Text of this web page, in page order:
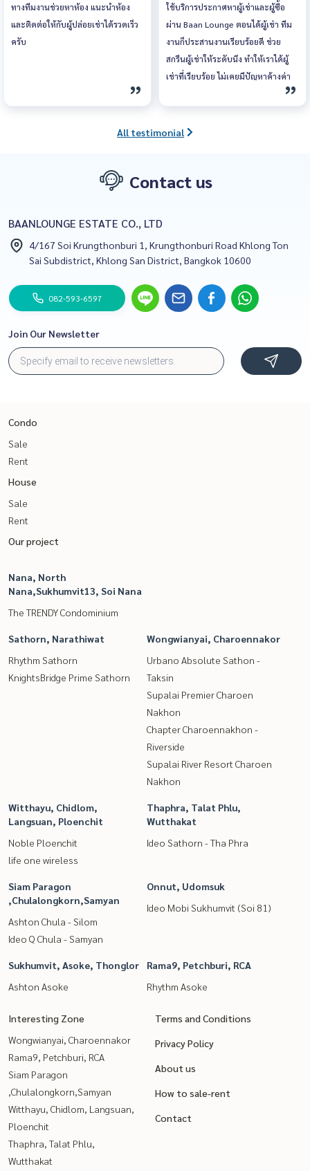
ทางทีมงานช่วยหาห้อง แนะนำห้อง
และติดต่อให้กับผู้ปล่อยเช่าได้รวดเร็ว
ครับ
ใช้บริการประกาศหาผู้เช่าและผู้ซื้อ
ผ่าน Baan Lounge ตอนได้ผู้เช่า ทีม
งานก็ประสานงานเรียบร้อยดี ช่วย
สกรีนผู้เช่าให้ระดับนึง ทำให้เราได้ผู้
เช่าที่เรียบร้อย ไม่เคยมีปัญหาค้างค่า
เช่า ไม่มีเรื่องจุกจิกใดๆ ตอนที่ได้ผู้ซื้อ
ฝั่งผู้ซื้อและผู้ขาย ซึ่งเราเองก็ไม่เคยมี
จบทุกขั้นตอนได้ภายในวันโอน
All testimonial
Contact us
BAANLOUNGE ESTATE CO., LTD
4/167 Soi Krungthonburi 1, Krungthonburi Road Khlong Ton
Sai Subdistrict, Khlong San District, Bangkok 10600
082-593-6597
Join Our Newsletter
Condo
Sale
Rent
House
Sale
Rent
Our project
Nana, North
Nana,Sukhumvit13, Soi Nana
The TRENDY Condominium
Sathorn, Narathiwat
Rhythm Sathorn
KnightsBridge Prime Sathorn
Wongwianyai, Charoennakor
Urbano Absolute Sathon -
Taksin
Supalai Premier Charoen
Nakhon
Chapter Charoennakhon -
Riverside
Supalai River Resort Charoen
Nakhon
Witthayu, Chidlom,
Langsuan, Ploenchit
Noble Ploenchit
life one wireless
Thaphra, Talat Phlu,
Wutthakat
Ideo Sathorn - Tha Phra
Siam Paragon
,Chulalongkorn,Samyan
Ashton Chula - Silom
Ideo Q Chula - Samyan
Onnut, Udomsuk
Ideo Mobi Sukhumvit (Soi 81)
Sukhumvit, Asoke, Thonglor
Ashton Asoke
Rama9, Petchburi, RCA
Rhythm Asoke
Interesting Zone
Wongwianyai, Charoennakor
Rama9, Petchburi, RCA
Siam Paragon
,Chulalongkorn,Samyan
Witthayu, Chidlom, Langsuan,
Ploenchit
Thaphra, Talat Phlu,
Wutthakat
Terms and Conditions
Privacy Policy
About us
How to sale-rent
Contact